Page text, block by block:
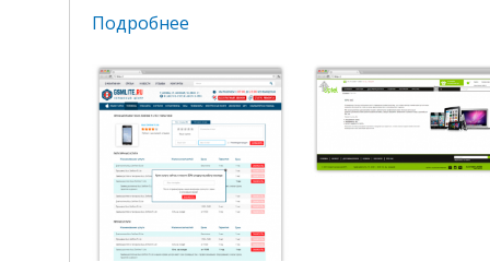
Подробнее